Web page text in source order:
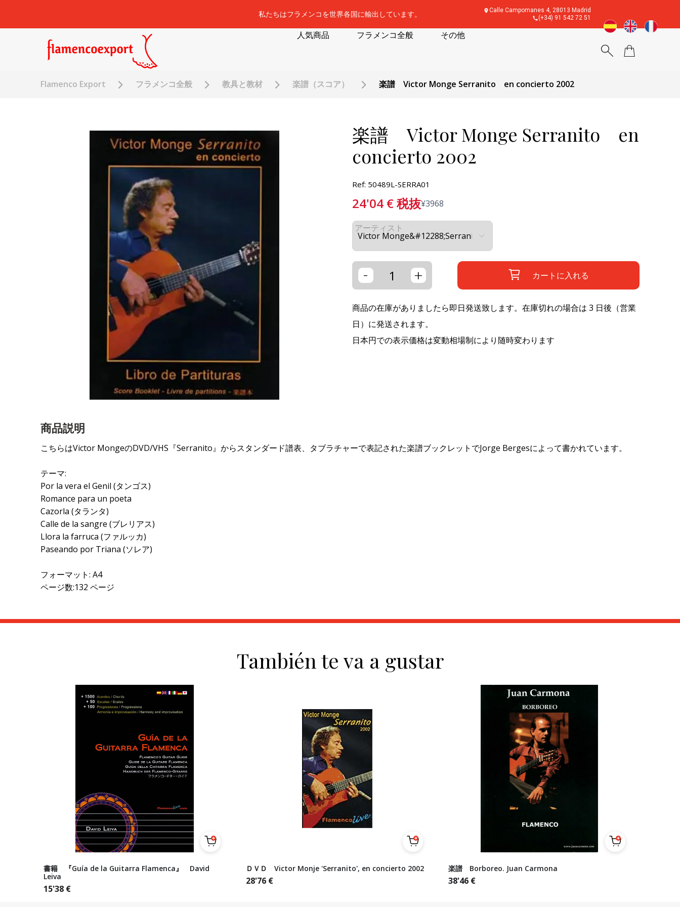
私たちはフラメンコを世界各国に輸出しています。
Calle Campomanes 4, 28013 Madrid
(+34) 91 542 72 51
人気商品 フラメンコ全般 その他
Flamenco Export フラメンコ全般 教具と教材 楽譜（スコア） 楽譜 Victor Monge Serranito en concierto 2002
楽譜 Victor Monge Serranito en
concierto 2002
Ref: 50489L-SERRA01
24'04€税抜¥3968
アーティスト
- + カートに入れる
商品の在庫がありましたら即日発送致します。在庫切れの場合は 3 日後（営業
日）に発送されます。
日本円での表示価格は変動相場制により随時変わります
商品説明
こちらはVictor MongeのDVD/VHS『Serranito』からスタンダード譜表、タブラチャーで表記された楽譜ブックレットでJorge Bergesによって書かれています。
テーマ:
Por la vera el Genil (タンゴス)
Romance para un poeta
Cazorla (タランタ)
Calle de la sangre (ブレリアス)
Llora la farruca (ファルッカ)
Paseando por Triana (ソレア)
フォーマット: A4
ページ数:132 ページ
También te va a gustar
書籍 『Guía de la Guitarra Flamenca』 David
Leiva
15'38 €
ＤＶＤ Victor Monje 'Serranito', en concierto 2002
28'76 €
楽譜 Borboreo. Juan Carmona
38'46 €